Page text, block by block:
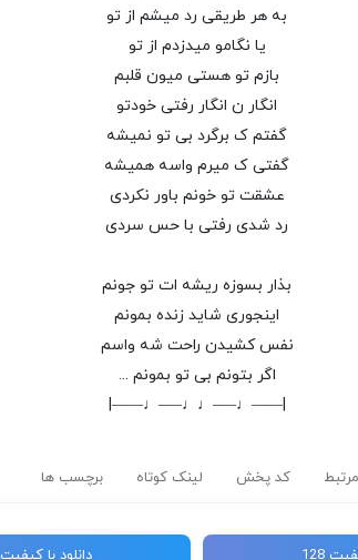
به هر طریقی رد میشم از تو
یا نگامو میدزدم از تو
بازم تو هستی میون قلبم
انگار ن انگار رفتی خودتو
گفتم ک برگرد بی تو نمیشه
گفتی ک میرم واسه همیشه
عشقت تو خونم باور نکردی
رد شدی رفتی با حس سردی
بذار بسوزه ریشه ات تو جونم
اینجوری شاید زنده بمونم
نفس کشیدن راحت شه واسم
اگر بتونم بی تو بمونم ...
|——♩—–♩♩—–♩——|
مرتبط کد پخش لینک کوتاه برچسب ها
128 دانلود با کیفیت 320